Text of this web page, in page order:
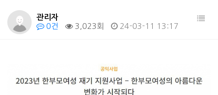
관리자
0건 3,023회 24-03-11 13:17